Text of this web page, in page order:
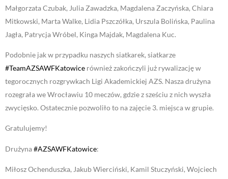
Małgorzata Czubak, Julia Zawadzka, Magdalena Zaczyńska, Chiara
Mitkowski, Marta Walke, Lidia Pszczółka, Urszula Bolińska, Paulina
Jagła, Patrycja Wróbel, Kinga Majdak, Magdalena Kuc.
Podobnie jak w przypadku naszych siatkarek, siatkarze
#TeamAZSAWFKatowice również zakończyli już rywalizację w
tegorocznych rozgrywkach Ligi Akademickiej AZS. Nasza drużyna
rozegrała we Wrocławiu 10 meczów, gdzie z sześciu z nich wyszła
zwycięsko. Ostatecznie pozwoliło to na zajęcie 3. miejsca w grupie.
Gratulujemy!
Drużyna#AZSAWFKatowice:
Miłosz Ochenduszka, Jakub Wierciński, Kamil Stuczyński, Wojciech